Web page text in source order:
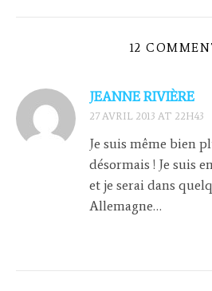
12
JEANNE RIVIÈRE
27 AVRIL 2013 AT 22H43
Je suis même bien
désormais ! Je suis
et je serai dans
Allemagne…